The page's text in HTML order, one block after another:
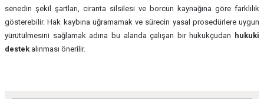
senedin şekil şartları, ciranta silsilesi ve borcun kaynağına göre farklılık
gösterebilir. Hak kaybına uğramamak ve sürecin yasal prosedürlere uygun
yürütülmesini sağlamak adına bu alanda çalışan bir hukukçudan hukuki
destek alınması önerilir.